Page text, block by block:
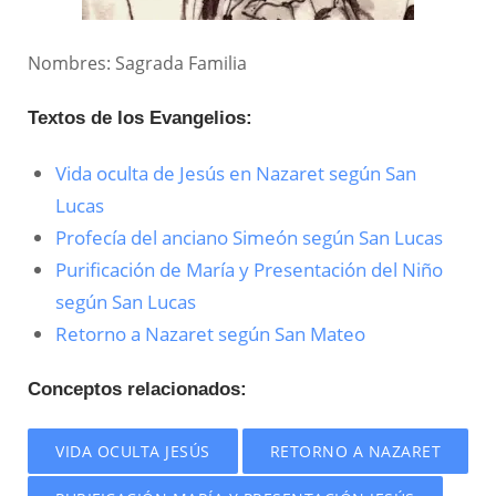
Nombres: Sagrada Familia
Textos de los Evangelios:
Vida oculta de Jesús en Nazaret según San
Lucas
Profecía del anciano Simeón según San Lucas
Purificación de María y Presentación del Niño
según San Lucas
Retorno a Nazaret según San Mateo
Conceptos relacionados:
VIDA OCULTA JESÚS RETORNO A NAZARET